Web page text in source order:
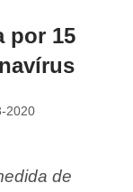
por 15
2020
de